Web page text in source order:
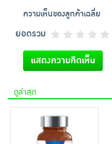
ความเห็นของลูกค้าเฉลี่ย
ยอดรวม
แสดงความคิดเห็น
ดูล่าสุด